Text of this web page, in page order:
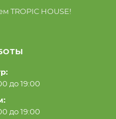
TROPIC HOUSE!
до 19:00
до 19:00